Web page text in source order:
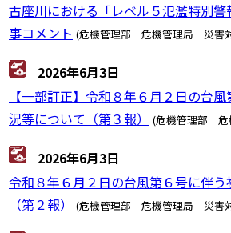
古座川における「レベル５氾濫特別
事コメント (危機管理部 危機管理局 災害
2026年6月3日
【一部訂正】令和８年６月２日の台
況等について（第３報）
(危機管理部
2026年6月3日
令和８年６月２日の台風第６号に伴
（第２報）
(危機管理部 危機管理局 災害